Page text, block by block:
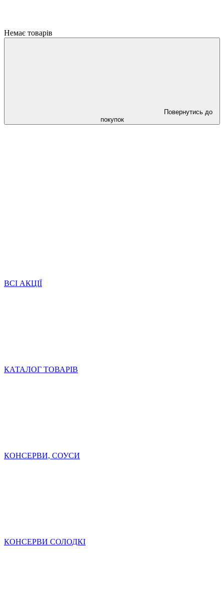
Немає товарів
Повернутись до
покупок
ВСІ АКЦІЇ
КАТАЛОГ ТОВАРІВ
КОНСЕРВИ, СОУСИ
КОНСЕРВИ СОЛОДКІ